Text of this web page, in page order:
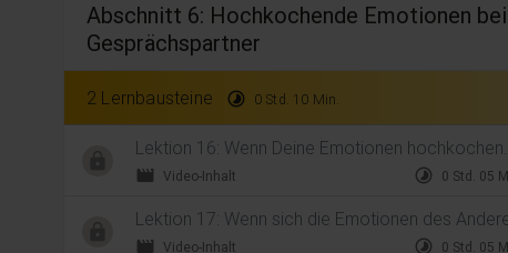
Abschnitt 6: Hochkochende Emotionen bei
Gesprächspartner
2 Lernbausteine timelapse 0 Std. 10 Min.
Lektion 16: Wenn Deine Emotionen
movie Video-Inhalt timelapse 0 Std. 05
Lektion 17: Wenn sich die Emotionen des
movie Video-Inhalt timelapse 0 Std. 05